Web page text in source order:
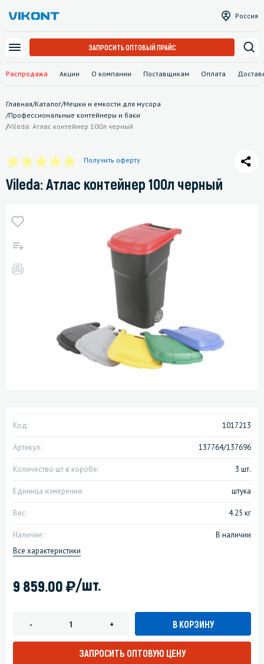
Распродажа Акции О компании Поставщикам Оплата
Россия
ЗАПРОСИТЬ ОПТОВЫЙ ПРАЙС
Главная/Каталог/Мешки и емкости для мусора
/Профессиональные контейнеры и баки
/Vileda: Атлас контейнер 100л черный
Получить оферту
Vileda: Атлас контейнер 100л черный
Код: 1017213
Артикул: 137764/137696
Количество шт в коробе: 3 шт.
Единица измерения: штука
Вес: 4.25 кг
Наличие:
В наличии
Все характеристики
9 859.00)/шт.
- + В КОРЗИНУ
ЗАПРОСИТЬ ОПТОВУЮ ЦЕНУ